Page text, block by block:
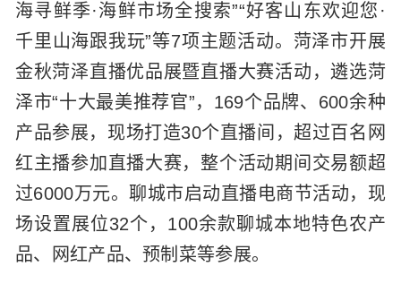
海寻鲜季·海鲜市场全搜索”“好客山东欢迎您·
千里山海跟我玩”等7项主题活动。菏泽市开展
金秋菏泽直播优品展暨直播大赛活动，遴选菏
泽市“十大最美推荐官”，169个品牌、600余种
产品参展，现场打造30个直播间，超过百名网
红主播参加直播大赛，整个活动期间交易额超
过6000万元。聊城市启动直播电商节活动，现
场设置展位32个，100余款聊城本地特色农产
品、网红产品、预制菜等参展。